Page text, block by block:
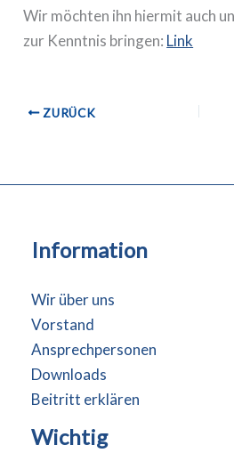
Wir möchten ihn hiermit auch
zur Kenntnis bringen: Link
ZURÜCK
Information
Wir über uns
Vorstand
Ansprechpersonen
Downloads
Beitritt erklären
Wichtig